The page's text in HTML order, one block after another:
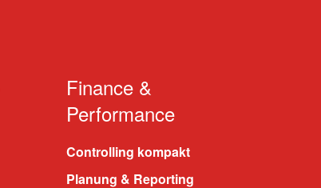
Finance &
Performance
Controlling kompakt
Planung & Reporting